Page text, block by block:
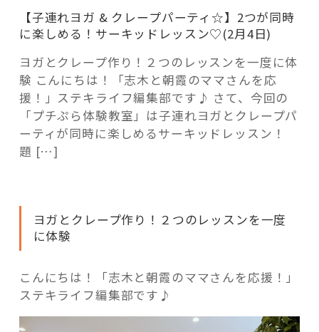
「モノ」
fleXe リノベ事例
「ひと」
【子連れヨガ & クレープパーティ☆】2つが同時
に楽しめる！サーキッドレッスン♡(2月4日)
ヨガとクレープ作り！２つのレッスンを一度に体
験 こんにちは！「志木と朝霞のママさんを応
援！」ステキライフ編集部です♪ さて、今回の
「プチぷら体験教室」は子連れヨガとクレープパ
ーティが同時に楽しめるサーキッドレッスン！
題 […]
ヨガとクレープ作り！２つのレッスンを一度
に体験
こんにちは！「志木と朝霞のママさんを応援！」
ステキライフ編集部です♪